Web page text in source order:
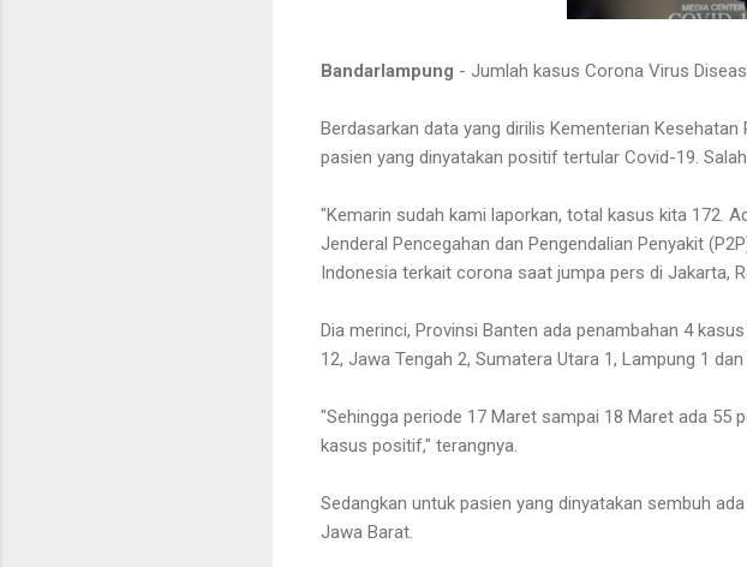
Bandarlampung - Jumlah kasus Corona Virus
Berdasarkan data yang dirilis Kementerian
pasien yang dinyatakan positif tertular Covid-19.
"Kemarin sudah kami laporkan, total kasus kita 172.
Jenderal Pencegahan dan Pengendalian Penyakit
Indonesia terkait corona saat jumpa pers di Jakarta,
Dia merinci, Provinsi Banten ada penambahan 4
12, Jawa Tengah 2, Sumatera Utara 1, Lampung 1 dan
"Sehingga periode 17 Maret sampai 18 Maret ada 55
kasus positif," terangnya.
Sedangkan untuk pasien yang dinyatakan sembuh
Jawa Barat.